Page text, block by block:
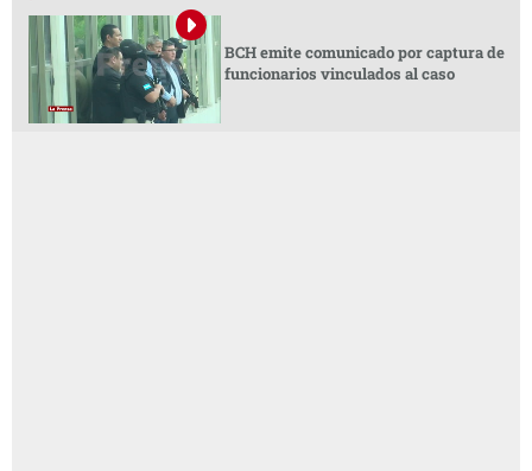
BCH emite comunicado por captura de
funcionarios vinculados al caso